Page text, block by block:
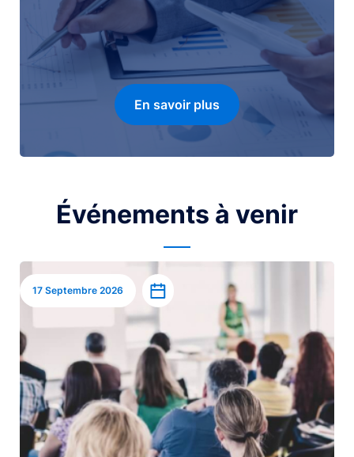
En savoir plus
Événements à venir
Image
17 Septembre 2026 Ajouter à l’agenda